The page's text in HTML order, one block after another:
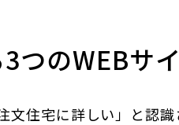
つのWEBサ
住宅に詳しい」と認